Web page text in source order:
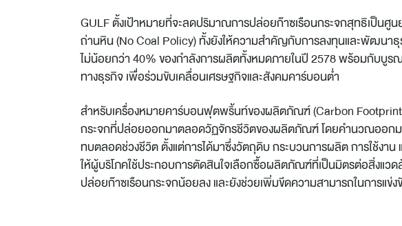
GULF ตั้งเป้าหมายที่จะลดปริมาณการปล่อยก๊าซเรือนกระจกสุทธิเป็นศู
ถ่านหิน (No Coal Policy) ทั้งยังให้ความสำคัญกับการลงทุนและพัฒนา
ไม่น้อยกว่า 40% ของกำลังการผลิตทั้งหมดภายในปี 2578 พร้อมกับบู
ทางธุรกิจ เพื่อร่วมขับเคลื่อนเศรษฐกิจและสังคมคาร์บอนต่ำ
สำหรับเครื่องหมายคาร์บอนฟุตพริ้นท์ของผลิตภัณฑ์ (Carbon
กระจกที่ปล่อยออกมาตลอดวัฏจักรชีวิตของผลิตภัณฑ์ โดยคำนวณออกมา
ทบตลอดช่วงชีวิต ตั้งแต่การได้มาซึ่งวัตถุดิบ กระบวนการผลิต การใช้งา
ให้ผู้บริโภคใช้ประกอบการตัดสินใจเลือกซื้อผลิตภัณฑ์ที่เป็นมิตรต่อสิ่งแว
ปล่อยก๊าซเรือนกระจกน้อยลง และยังช่วยเพิ่มขีดความสามารถในการแข่